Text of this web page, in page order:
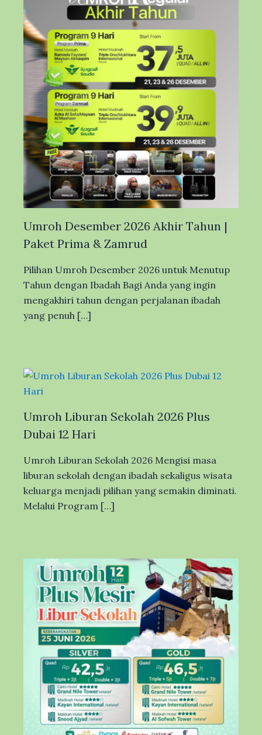
Umroh Desember 2026 Akhir Tahun |
Paket Prima & Zamrud
Pilihan Umroh Desember 2026 untuk Menutup
Tahun dengan Ibadah Bagi Anda yang ingin
mengakhiri tahun dengan perjalanan ibadah
yang penuh […]
Umroh Liburan Sekolah 2026 Plus
Dubai 12 Hari
Umroh Liburan Sekolah 2026 Mengisi masa
liburan sekolah dengan ibadah sekaligus wisata
keluarga menjadi pilihan yang semakin diminati.
Melalui Program […]